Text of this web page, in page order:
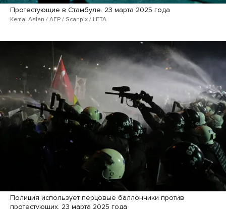
Протестующие в Стамбуле. 23 марта 2025 года
Kemal Aslan / AFP / Scanpix / LETA
Полиция использует перцовые баллончики против
протестующих. 23 марта 2025 года